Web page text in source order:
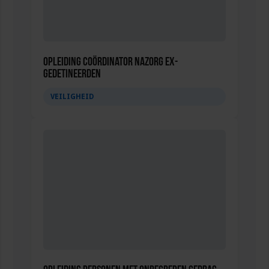
Opleiding Coördinator nazorg ex-
gedetineerden
VEILIGHEID